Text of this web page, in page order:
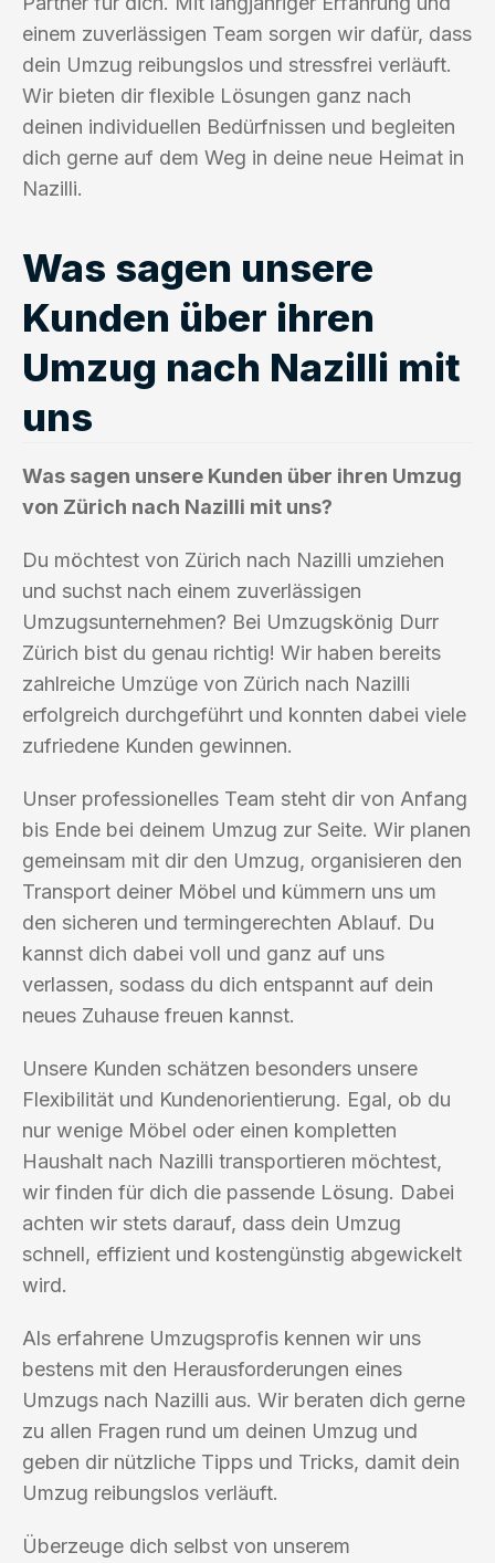
einem zuverlässigen Team sorgen wir dafür, dass
dein Umzug reibungslos und stressfrei verläuft.
Wir bieten dir flexible Lösungen ganz nach
deinen individuellen Bedürfnissen und begleiten
dich gerne auf dem Weg in deine neue Heimat in
Nazilli.
Was sagen unsere
Kunden über ihren
Umzug nach Nazilli mit
uns
Was sagen unsere Kunden über ihren Umzug
von Zürich nach Nazilli mit uns?
Du möchtest von Zürich nach Nazilli umziehen
und suchst nach einem zuverlässigen
Umzugsunternehmen? Bei Umzugskönig Durr
Zürich bist du genau richtig! Wir haben bereits
zahlreiche Umzüge von Zürich nach Nazilli
erfolgreich durchgeführt und konnten dabei viele
zufriedene Kunden gewinnen.
Unser professionelles Team steht dir von Anfang
bis Ende bei deinem Umzug zur Seite. Wir planen
gemeinsam mit dir den Umzug, organisieren den
Transport deiner Möbel und kümmern uns um
den sicheren und termingerechten Ablauf. Du
kannst dich dabei voll und ganz auf uns
verlassen, sodass du dich entspannt auf dein
neues Zuhause freuen kannst.
Unsere Kunden schätzen besonders unsere
Flexibilität und Kundenorientierung. Egal, ob du
nur wenige Möbel oder einen kompletten
Haushalt nach Nazilli transportieren möchtest,
wir finden für dich die passende Lösung. Dabei
achten wir stets darauf, dass dein Umzug
schnell, effizient und kostengünstig abgewickelt
wird.
Als erfahrene Umzugsprofis kennen wir uns
bestens mit den Herausforderungen eines
Umzugs nach Nazilli aus. Wir beraten dich gerne
zu allen Fragen rund um deinen Umzug und
geben dir nützliche Tipps und Tricks, damit dein
Umzug reibungslos verläuft.
Überzeuge dich selbst von unserem